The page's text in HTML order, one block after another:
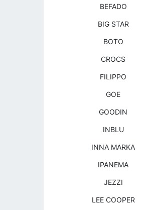
BEFADO
BIG STAR
BOTO
CROCS
FILIPPO
GOE
GOODIN
INBLU
INNA MARKA
IPANEMA
JEZZI
LEE COOPER